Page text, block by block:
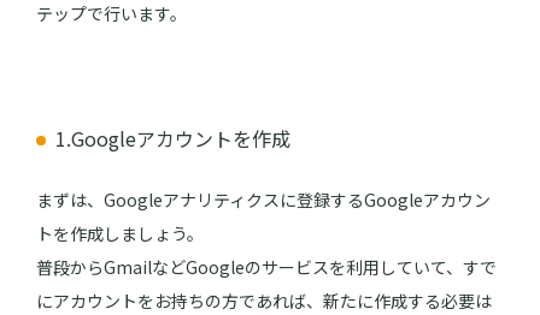
テップで行います。
1.Googleアカウントを作成
まずは、Googleアナリティクスに登録するGoogleアカウン
トを作成しましょう。
普段からGmailなどGoogleのサービスを利用していて、すで
にアカウントをお持ちの方であれば、新たに作成する必要は